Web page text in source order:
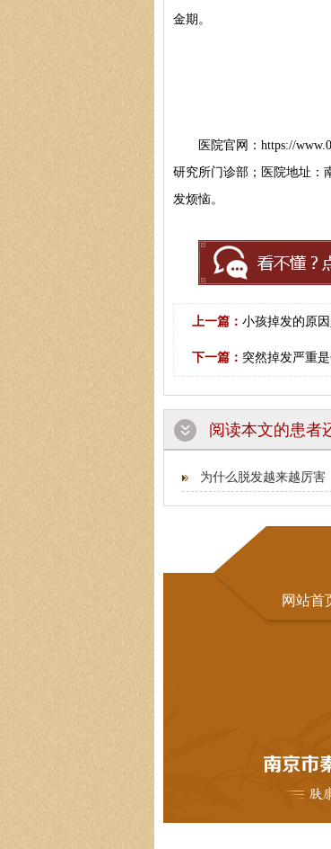
金期。
医院官网：https://
研究所门诊部；医院地址：
发烦恼。
上一篇： 小孩掉发的原
下一篇： 突然掉发严重
阅读本文的患者
为什么脱发越来越厉害
网站首